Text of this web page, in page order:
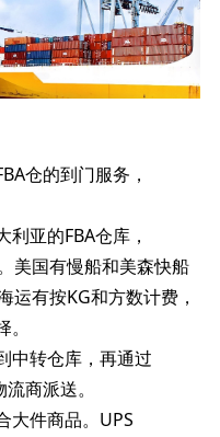
仓的到门服务，
亚的FBA仓库，
美国有慢船和美森快船
运有按KG和方数计费，
中转仓库，再通过
商派送。
大件商品。UPS